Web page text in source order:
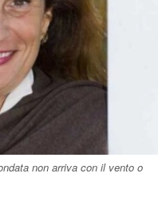
non arriva con il vento o